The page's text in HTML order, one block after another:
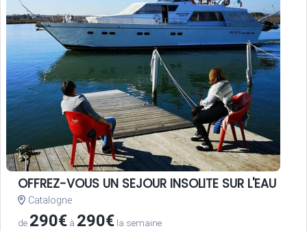
OFFREZ-VOUS UN SEJOUR INSOLITE SUR L'EAU
Catalogne
de 290€ à 290€ la semaine